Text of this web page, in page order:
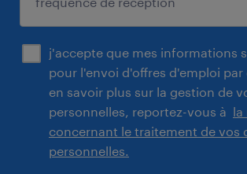
j'accepte que mes informations
pour l'envoi d'offres d'emploi par
en savoir plus sur la gestion de
personnelles, reportez-vous à la
concernant le traitement de vos
personnelles.